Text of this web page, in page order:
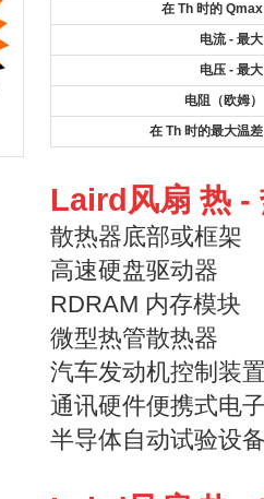
在 Th 时的
电流 - 最
电压 - 最
电阻（欧姆
在 Th 时的最大温
Laird风扇 热 -
散热器底部或框架
高速硬盘驱动器
RDRAM 内存模块
微型热管散热器
汽车发动机控制装
通讯硬件便携式电
半导体自动试验设